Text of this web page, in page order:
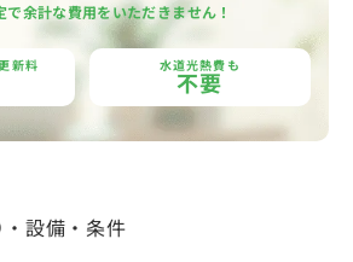
で余計な費用をいただきません！
新料 水道光熱費も
不要
設備・条件